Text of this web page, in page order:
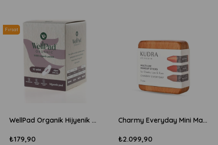
WellPad Organik Hijyenik Ped Süper 290mm - Uzun 10'lu
₺179,90
Fırsat
Charmy Everyday Mini Makyaj Seti 3X3,5gr
₺2.099,90